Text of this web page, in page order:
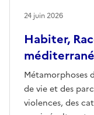
Habiter,
Métamorphoses
de vie et des
violences, des
24 juin 2026